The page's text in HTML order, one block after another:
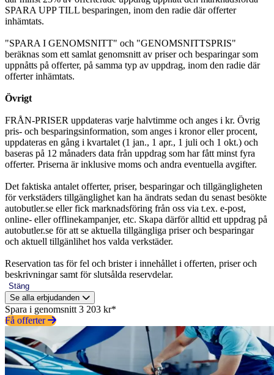
SPARA UPP TILL besparingen, inom den radie där offerter
inhämtats.
"SPARA I GENOMSNITT" och "GENOMSNITTSPRIS"
beräknas som ett samlat genomsnitt av priser och besparingar som
uppnåtts på offerter, på samma typ av uppdrag, inom den radie där
offerter inhämtats.
Övrigt
FRÅN-PRISER uppdateras varje halvtimme och anges i kr. Övrig
pris- och besparingsinformation, som anges i kronor eller procent,
uppdateras en gång i kvartalet (1 jan., 1 apr., 1 juli och 1 okt.) och
baseras på 12 månaders data från uppdrag som har fått minst fyra
offerter. Priserna är inklusive moms och andra eventuella avgifter.
Det faktiska antalet offerter, priser, besparingar och tillgängligheten
för verkstäders tillgänglighet kan ha ändrats sedan du senast besökte
autobutler.se eller fick marknadsföring från oss via t.ex. e-post,
online- eller offlinekampanjer, etc. Skapa därför alltid ett uppdrag på
autobutler.se för att se aktuella tillgängliga priser och besparingar
och aktuell tillgänlihet hos valda verkstäder.
Reservation tas för fel och brister i innehållet i offerten, priser och
beskrivningar samt för slutsålda reservdelar.
Stäng
Se alla erbjudanden
Spara i genomsnitt 3 203 kr*
Få offerter